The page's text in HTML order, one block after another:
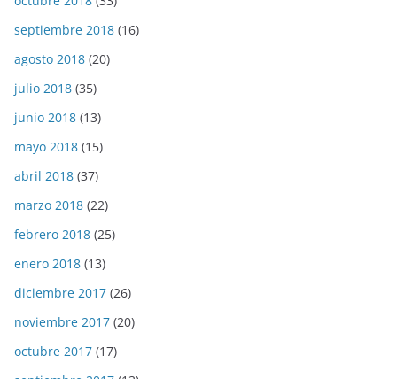
septiembre 2018 (16)
agosto 2018 (20)
julio 2018 (35)
junio 2018 (13)
mayo 2018 (15)
abril 2018 (37)
marzo 2018 (22)
febrero 2018 (25)
enero 2018 (13)
diciembre 2017 (26)
noviembre 2017 (20)
octubre 2017 (17)